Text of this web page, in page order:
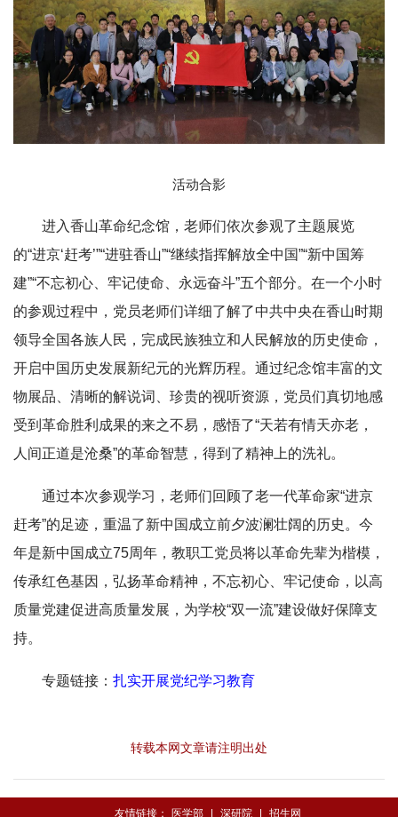
活动合影
进入香山革命纪念馆，老师们依次参观了主题展览
的“进京‘赶考’”“进驻香山”“继续指挥解放全中国”“新中国筹
建”“不忘初心、牢记使命、永远奋斗”五个部分。在一个小时
的参观过程中，党员老师们详细了解了中共中央在香山时期
领导全国各族人民，完成民族独立和人民解放的历史使命，
开启中国历史发展新纪元的光辉历程。通过纪念馆丰富的文
物展品、清晰的解说词、珍贵的视听资源，党员们真切地感
受到革命胜利成果的来之不易，感悟了“天若有情天亦老，
人间正道是沧桑”的革命智慧，得到了精神上的洗礼。
通过本次参观学习，老师们回顾了老一代革命家“进京
赶考”的足迹，重温了新中国成立前夕波澜壮阔的历史。今
年是新中国成立75周年，教职工党员将以革命先辈为楷模，
传承红色基因，弘扬革命精神，不忘初心、牢记使命，以高
质量党建促进高质量发展，为学校“双一流”建设做好保障支
持。
专题链接： 扎实开展党纪学习教育
转载本网文章请注明出处
友情链接： 医学部 深研院 招生网